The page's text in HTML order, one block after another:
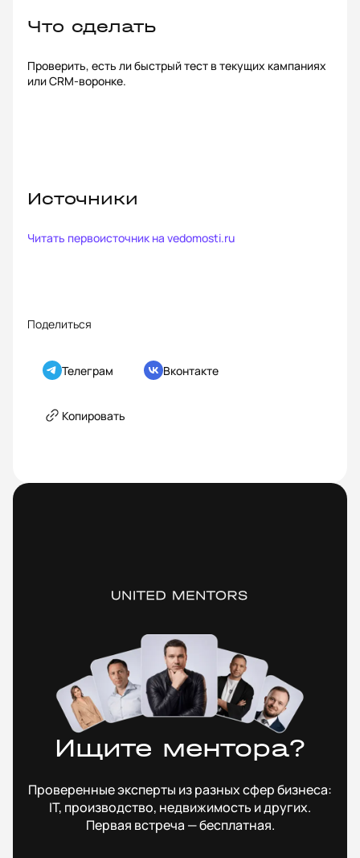
Что сделать
Проверить, есть ли быстрый тест в текущих кампаниях
или CRM-воронке.
Источники
Читать первоисточник на vedomosti.ru
Поделиться
Телеграм Вконтакте
Копировать
Ищите ментора?
Проверенные эксперты из разных сфер бизнеса:
IT, производство, недвижимость и других.
Первая встреча — бесплатная.